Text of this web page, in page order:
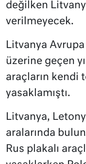
değilken
verilmeyecek.
Litvanya
üzerine geçen
araçların kendi
yasaklamıştı.
Litvanya,
aralarında
Rus plakalı